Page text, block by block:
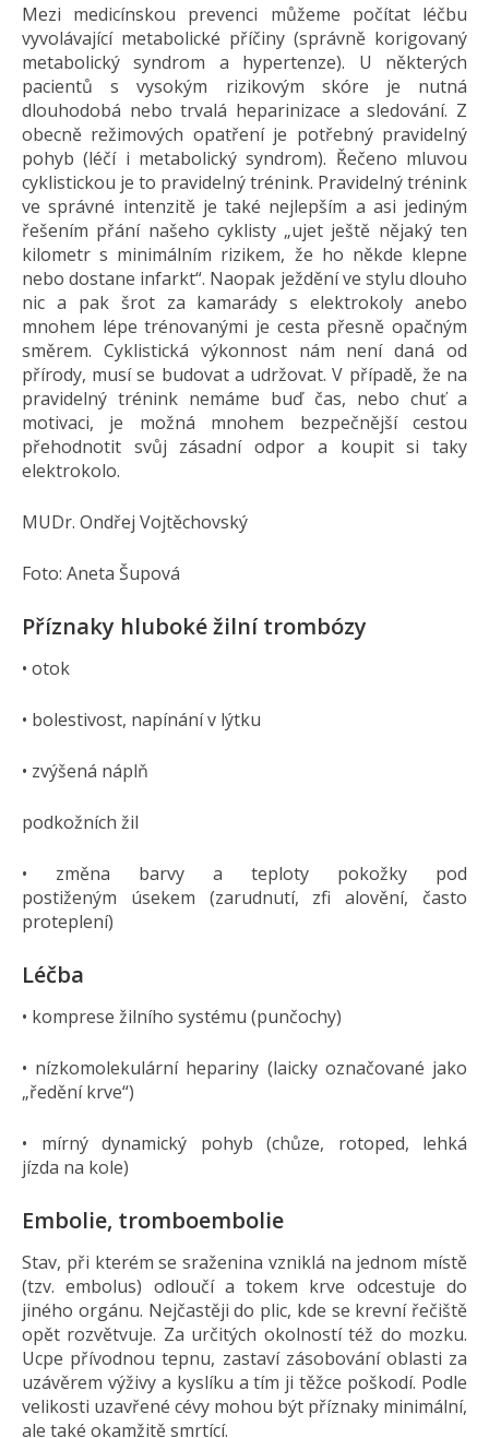
Mezi medicínskou prevenci můžeme počítat léčbu
vyvolávající metabolické příčiny (správně korigovaný
metabolický syndrom a hypertenze). U některých
pacientů s vysokým rizikovým skóre je nutná
dlouhodobá nebo trvalá heparinizace a sledování. Z
obecně režimových opatření je potřebný pravidelný
pohyb (léčí i metabolický syndrom). Řečeno mluvou
cyklistickou je to pravidelný trénink. Pravidelný trénink
ve správné intenzitě je také nejlepším a asi jediným
řešením přání našeho cyklisty „ujet ještě nějaký ten
kilometr s minimálním rizikem, že ho někde klepne
nebo dostane infarkt“. Naopak ježdění ve stylu dlouho
nic a pak šrot za kamarády s elektrokoly anebo
mnohem lépe trénovanými je cesta přesně opačným
směrem. Cyklistická výkonnost nám není daná od
přírody, musí se budovat a udržovat. V případě, že na
pravidelný trénink nemáme buď čas, nebo chuť a
motivaci, je možná mnohem bezpečnější cestou
přehodnotit svůj zásadní odpor a koupit si taky
elektrokolo.
MUDr. Ondřej Vojtěchovský
Foto: Aneta Šupová
Příznaky hluboké žilní trombózy
• otok
• bolestivost, napínání v lýtku
• zvýšená náplň
podkožních žil
• změna barvy a teploty pokožky pod
postiženým úsekem (zarudnutí, zfi alovění, často
proteplení)
Léčba
• komprese žilního systému (punčochy)
• nízkomolekulární hepariny (laicky označované jako
„ředění krve“)
• mírný dynamický pohyb (chůze, rotoped, lehká
jízda na kole)
Embolie, tromboembolie
Stav, při kterém se sraženina vzniklá na jednom místě
(tzv. embolus) odloučí a tokem krve odcestuje do
jiného orgánu. Nejčastěji do plic, kde se krevní řečiště
opět rozvětvuje. Za určitých okolností též do mozku.
Ucpe přívodnou tepnu, zastaví zásobování oblasti za
uzávěrem výživy a kyslíku a tím ji těžce poškodí. Podle
velikosti uzavřené cévy mohou být příznaky minimální,
ale také okamžitě smrtící.